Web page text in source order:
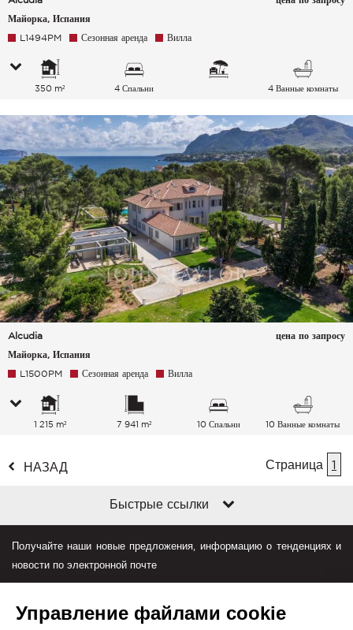
Майорка, Испания
L1494PM Сезонная аренда Вилла
350 m² 4 Спальни 4 Ванные комнаты
Alcudia
Майорка, Испания
цена по запросу
L1500PM Сезонная аренда Вилла
1 215 m² 7 941 m² 10 Спальни 10 Ванные комнаты
НАЗАД Страница 1
Быстрые ссылки
Получайте наши новые предложения, информацию о тенденциях и
новости по электронной почте
Управление файлами cookie